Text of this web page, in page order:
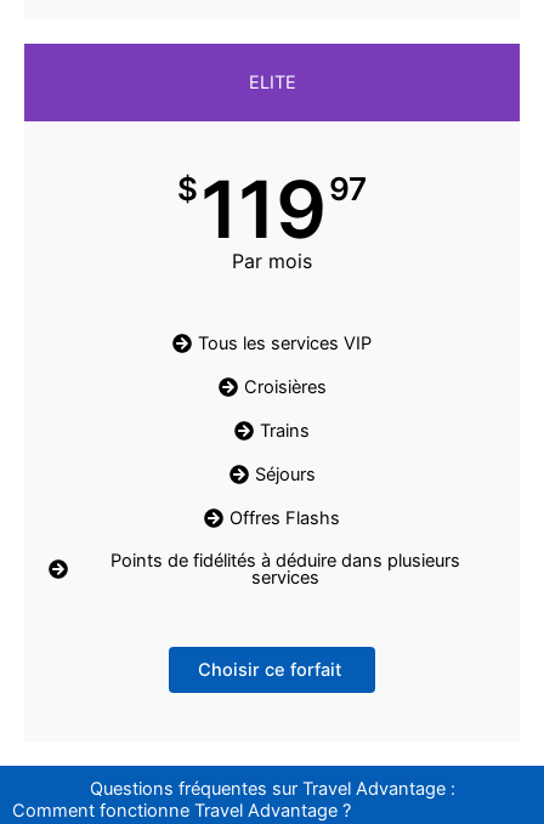
ELITE
$11997
Par mois
Tous les services VIP
Croisières
Trains
Séjours
Offres Flashs
Points de fidélités à déduire dans plusieurs
services
Choisir ce forfait
Questions fréquentes sur Travel Advantage :
Comment fonctionne Travel Advantage ?